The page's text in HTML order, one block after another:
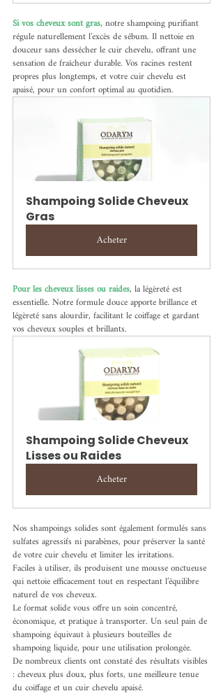
Si vos cheveux sont gras, notre shampoing purifiant
régule naturellement l’excès de sébum. Il nettoie en
douceur sans dessécher le cuir chevelu, offrant une
sensation de fraîcheur durable. Vos racines restent
propres plus longtemps, et votre cuir chevelu est
apaisé, pour un confort optimal au quotidien.
Shampoing Solide Cheveux
Gras
Acheter
Pour les cheveux lisses ou raides, la légèreté est
essentielle. Notre formule douce apporte brillance et
légèreté sans alourdir, facilitant le coiffage et gardant
vos cheveux souples et brillants.
Shampoing Solide Cheveux
Lisses ou Raides
Acheter
Nos shampoings solides sont également formulés sans
sulfates agressifs ni parabènes, pour préserver la santé
de votre cuir chevelu et limiter les irritations.
Faciles à utiliser, ils produisent une mousse onctueuse
qui nettoie efficacement tout en respectant l’équilibre
naturel de vos cheveux.
Le format solide vous offre un soin concentré,
économique, et pratique à transporter. Un seul pain de
shampoing équivaut à plusieurs bouteilles de
shampoing liquide, pour une utilisation prolongée.
De nombreux clients ont constaté des résultats visibles
: cheveux plus doux, plus forts, une meilleure tenue
du coiffage et un cuir chevelu apaisé.